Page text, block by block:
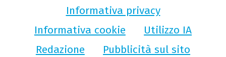
Informativa privacy
Informativa cookie
Utilizzo IA
Redazione
Pubblicità sul sito